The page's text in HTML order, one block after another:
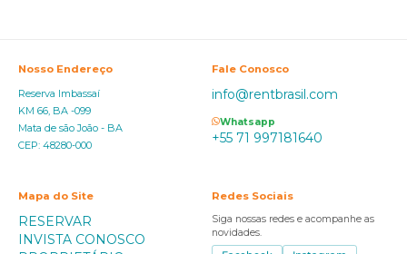
Nosso Endereço
Reserva Imbassaí
KM 66, BA -099
Mata de são João - BA
CEP: 48280-000
Fale Conosco
info@rentbrasil.com
Whatsapp
+55 71 997181640
Mapa do Site
RESERVAR
INVISTA CONOSCO
Redes Sociais
Siga nossas redes e acompanhe as
novidades.